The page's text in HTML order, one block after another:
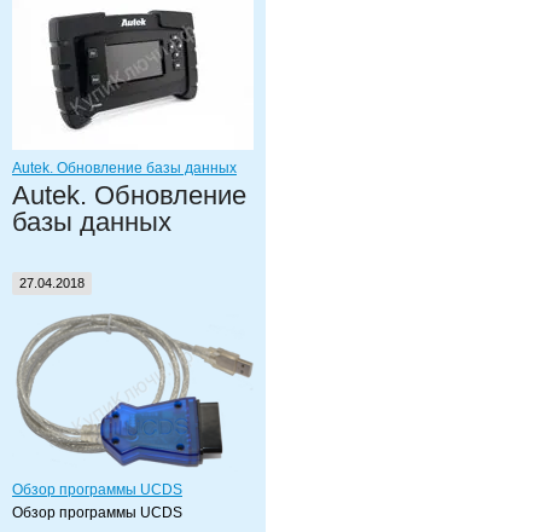
Autek. Обновление базы данных
Autek. Обновление
базы данных
27.04.2018
Обзор программы UCDS
Обзор программы UCDS